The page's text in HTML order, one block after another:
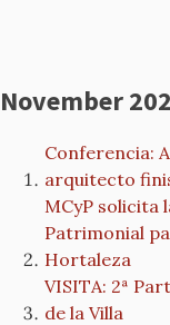
November
Conferencia:
arquitecto
MCyP solicita
Patrimonial
Hortaleza
VISITA: 2ª
de la Villa